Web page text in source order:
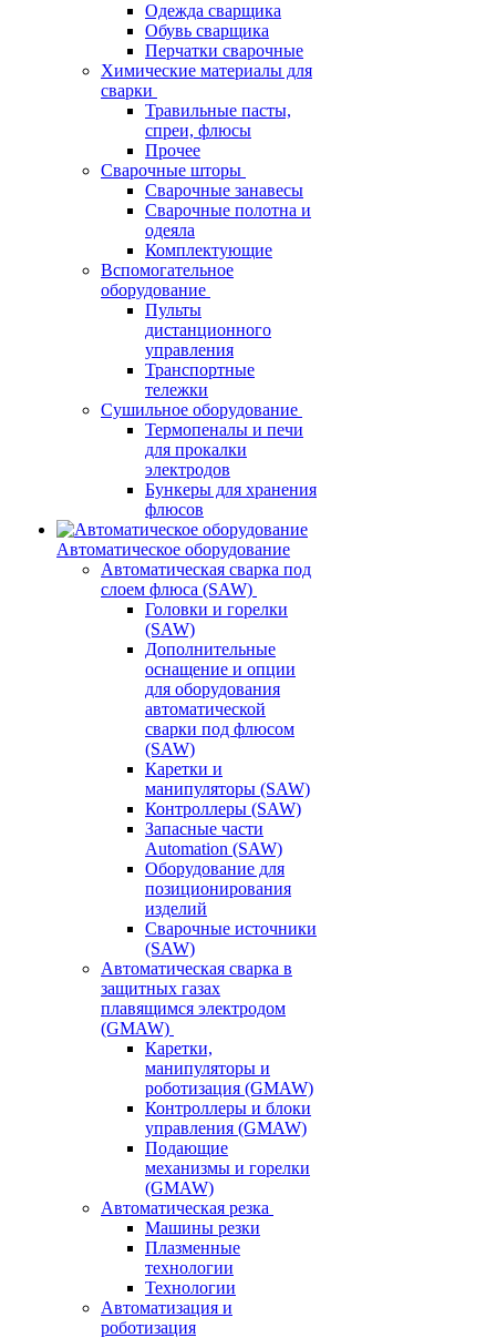
Одежда сварщика
Обувь сварщика
Перчатки сварочные
Химические материалы для
сварки
Травильные пасты,
спреи, флюсы
Прочее
Сварочные шторы
Сварочные занавесы
Сварочные полотна и
одеяла
Комплектующие
Вспомогательное
оборудование
Пульты
дистанционного
управления
Транспортные
тележки
Сушильное оборудование
Термопеналы и печи
для прокалки
электродов
Бункеры для хранения
флюсов
Автоматическое оборудование
Автоматическая сварка под
слоем флюса (SAW)
Головки и горелки
(SAW)
Дополнительные
оснащение и опции
для оборудования
автоматической
сварки под флюсом
(SAW)
Каретки и
манипуляторы (SAW)
Контроллеры (SAW)
Запасные части
Automation (SAW)
Оборудование для
позиционирования
изделий
Сварочные источники
(SAW)
Автоматическая сварка в
защитных газах
плавящимся электродом
(GMAW)
Каретки,
манипуляторы и
роботизация (GMAW)
Контроллеры и блоки
управления (GMAW)
Подающие
механизмы и горелки
(GMAW)
Автоматическая резка
Машины резки
Плазменные
технологии
Технологии
Автоматизация и
роботизация